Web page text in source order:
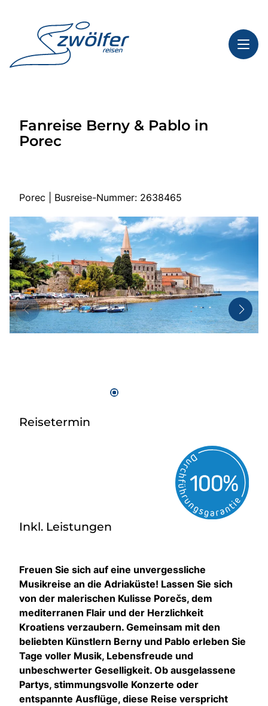
Highlights
Service
Start
Busreisen
Bus mieten
Taxi
Reisebüro
Danube Service
Fanreise Berny & Pablo in
Porec
Porec | Busreise-Nummer: 2638465
Reisetermin
Inkl. Leistungen
Freuen Sie sich auf eine unvergessliche
Musikreise an die Adriaküste! Lassen Sie sich
von der malerischen Kulisse Porečs, dem
mediterranen Flair und der Herzlichkeit
Kroatiens verzaubern. Gemeinsam mit den
beliebten Künstlern Berny und Pablo erleben Sie
Tage voller Musik, Lebensfreude und
unbeschwerter Geselligkeit. Ob ausgelassene
Partys, stimmungsvolle Konzerte oder
entspannte Ausflüge, diese Reise verspricht